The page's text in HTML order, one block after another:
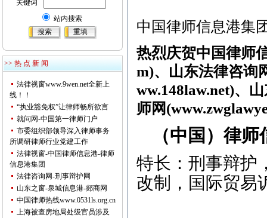
关键词
站内搜索
>> 热 点 新 闻
法律视窗www.9wen.net全新上
线！！
“执业豁免权”让律师畅所欲言
就问网-中国第一律师门户
市委组织部领导深入律师事务
所调研律师行业党建工作
法律视窗-中国律师信息港-律师
信息港集团
法律咨询网-刑事辩护网
山东之窗-泉城信息港-郯商网
中国律师热线www.0531ls.org.cn
上海被查房地局处级官员涉及
中国律师信息港集
热烈庆贺中国律师
m)、山东法律咨询
ww.148law.net)、
师网
（中国）律
特长：刑事辩护
改制，国际贸易